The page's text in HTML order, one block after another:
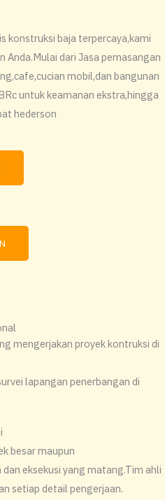
konstruksi baja terpercaya,kami
Anda.Mulai dari Jasa pemasangan
mobil,dan bangunan
untuk keamanan ekstra,hingga
hederson
besar maupun
eksekusi yang matang.Tim ahli
setiap detail pengerjaan.